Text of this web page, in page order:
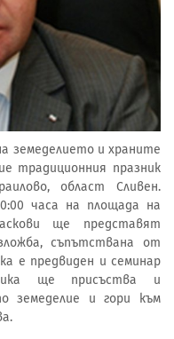
земеделието и храните
традиционния празник
област Сливен.
часа на площада на
ще представят
съпътствана от
е предвиден и семинар
ще присъства и
земеделие и гори към